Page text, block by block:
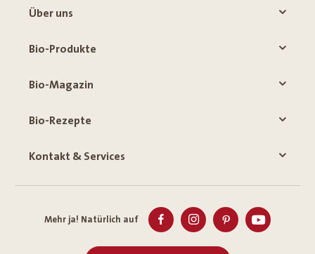
Über uns
Bio-Produkte
Bio-Magazin
Bio-Rezepte
Kontakt & Services
Mehr ja! Natürlich auf